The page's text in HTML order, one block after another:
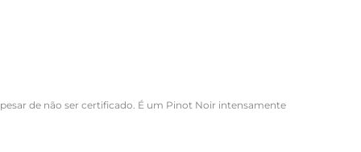
de não ser certificado. É um Pinot Noir intensamente